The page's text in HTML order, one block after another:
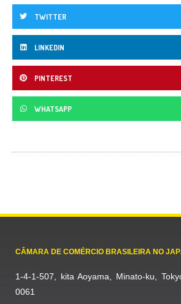
TWITTER
LINKEDIN
PINTEREST
WHATSAPP
CÂMARA DE COMÉRCIO BRASILEIRA NO
1-4-1-507, kita Aoyama, Minato-ku,
0061